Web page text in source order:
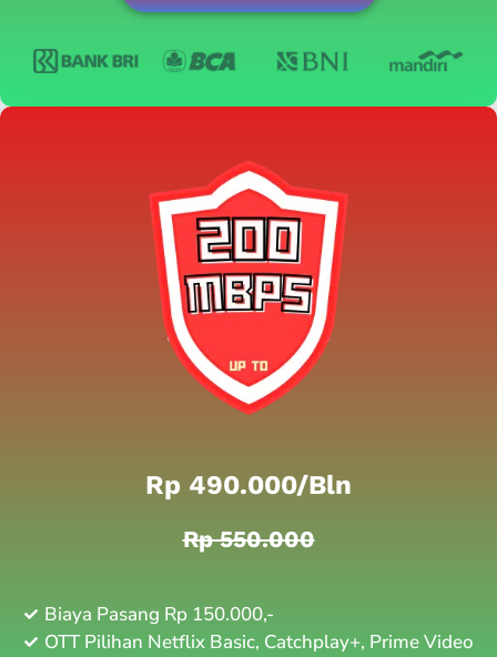
Rp 490.000/bln
Rp 550.000
Biaya Pasang Rp 150.000,-
OTT Pilihan Netflix Basic, Catchplay+, Prime Video